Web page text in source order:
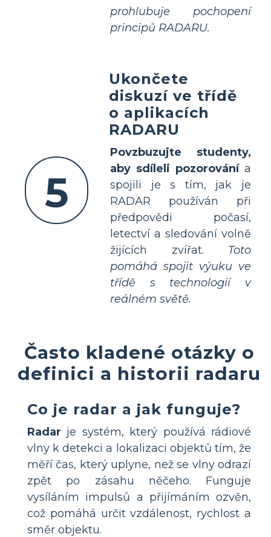
prohlubuje pochopení
principů RADARU.
5
Ukončete
diskuzí ve třídě
o aplikacích
RADARU
Povzbuzujte studenty,
aby sdíleli pozorovánía
spojili je s tím, jak je
RADAR používán při
předpovědi počasí,
letectví a sledování volně
žijících zvířat. Toto
pomáhá spojit výuku ve
třídě s technologií v
reálném světě.
Často kladené otázky o
definici a historii radaru
Co je radar a jak funguje?
Radar je systém, který používá rádiové
vlny k detekci a lokalizaci objektů tím, že
měří čas, který uplyne, než se vlny odrazí
zpět po zásahu něčeho. Funguje
vysíláním impulsů a přijímáním ozvěn,
což pomáhá určit vzdálenost, rychlost a
směr objektu.